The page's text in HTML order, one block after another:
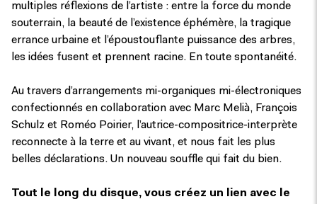
multiples réflexions de l’artiste : entre la force du monde
souterrain, la beauté de l’existence éphémère, la tragique
errance urbaine et l’époustouflante puissance des arbres,
les idées fusent et prennent racine. En toute spontanéité.
Au travers d’arrangements mi-organiques mi-électroniques
confectionnés en collaboration avec Marc Melià, François
Schulz et Roméo Poirier, l’autrice-compositrice-interprète
reconnecte à la terre et au vivant, et nous fait les plus
belles déclarations. Un nouveau souffle qui fait du bien.
Tout le long du disque, vous créez un lien avec le